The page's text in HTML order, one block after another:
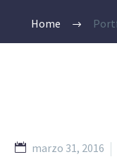
Home
marzo 31, 2016